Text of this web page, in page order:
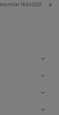
rozmiar 160x200 »